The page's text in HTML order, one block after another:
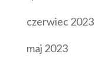
czerwiec 2023
maj 2023